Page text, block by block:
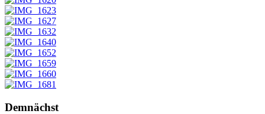
Demnächst